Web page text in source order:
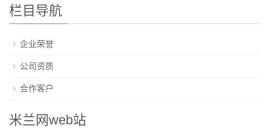
栏目导航
企业荣誉
公司资质
合作客户
米兰网web站